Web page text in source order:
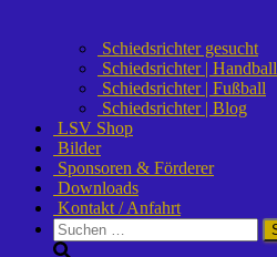
Schiedsrichter gesucht
Schiedsrichter | Handball
Schiedsrichter | Fußball
Schiedsrichter | Blog
LSV Shop
Bilder
Sponsoren & Förderer
Downloads
Kontakt / Anfahrt
Suchen
nach: